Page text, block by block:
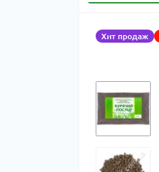
Хит продаж